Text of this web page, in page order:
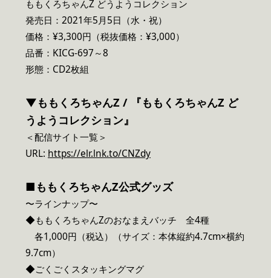
ももくろちゃんZ どうようコレクション
発売日：2021年5月5日（水・祝）
価格：¥3,300円（税抜価格：¥3,000）
品番：KICG-697～8
形態：CD2枚組
▼ももくろちゃんZ / 『ももくろちゃんZ ど
うようコレクション』
＜配信サイト一覧＞
URL: https://elr.lnk.to/CNZdy
■ももくろちゃんZ公式グッズ
〜ラインナップ〜
◆ももくろちゃんZのおなまえバッチ 全4種
各1,000円（税込）（サイズ：本体縦約4.7cm×横約
9.7cm）
◆ごくごくスタッキングマグ